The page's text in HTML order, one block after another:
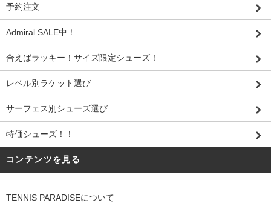
予約注文
Admiral SALE中！
合えばラッキー！サイズ限定シューズ！
レベル別ラケット選び
サーフェス別シューズ選び
特価シューズ！！
コンテンツを見る
TENNIS PARADISEについて